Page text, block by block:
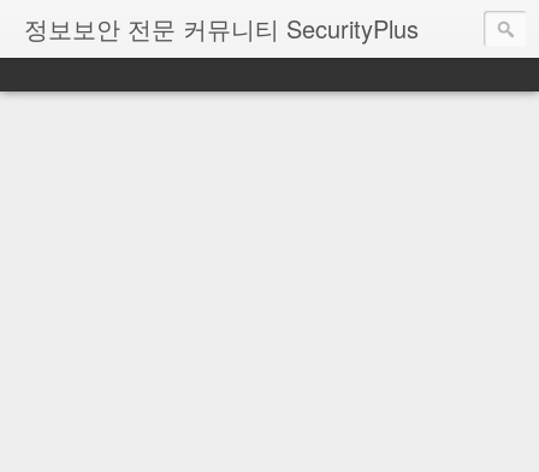
정보보안 전문 커뮤니티 SecurityPlus